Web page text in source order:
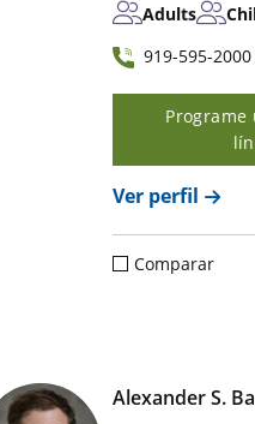
Adults
919-595-2000
Programe
Ver perfil
Comparar
Alexander S.